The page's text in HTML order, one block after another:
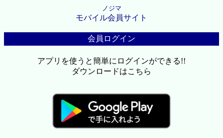
ノジマ
モバイル会員サイト
会員ログイン
アプリを使うと簡単にログインができる!!
ダウンロードはこちら